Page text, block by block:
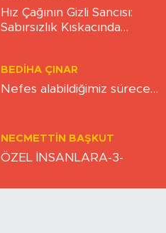
Hız Çağının Gizli Sancısı:
Sabırsızlık Kıskacında
BEDIHA ÇINAR
Nefes alabildiğimiz sürece…
NECMETTIN BAŞKUT
ÖZEL İNSANLARA-3-